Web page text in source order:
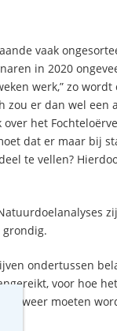
vaak
in 2020
werk,” zo
zou er dan wel
het
dat er maar bij
te vellen?
grondig.
ondertussen
voor hoe
weer moeten